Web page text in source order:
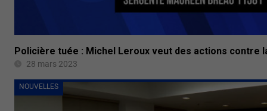
Policière tuée : Michel Leroux veut des actions contre
28 mars 2023
NOUVELLES